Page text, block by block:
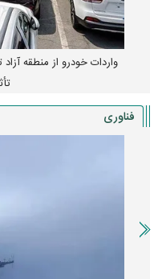
واردات خودرو از منطقه
فناوری